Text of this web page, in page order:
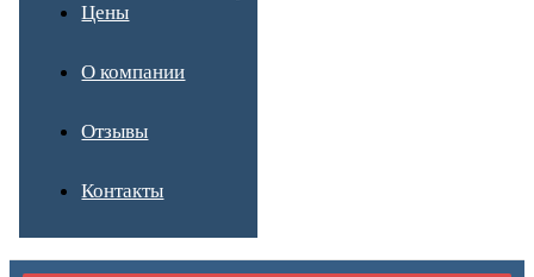
Цены
О компании
Отзывы
Контакты